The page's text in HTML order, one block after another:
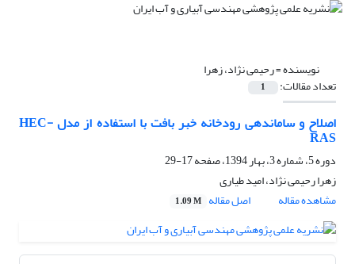
نویسنده =رحیمی نژاد، زهرا
تعداد مقالات: 1
اصلاح و ساماندهی رودخانه خبر بافت با استفاده از مدل HEC-
RAS
دوره 5، شماره 3، بهار 1394، صفحه
17-29
زهرا رحیمی نژاد، امید طیاری
مشاهده مقاله
اصل مقاله 1.09 M